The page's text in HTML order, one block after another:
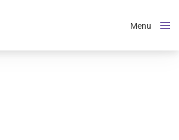
Menu